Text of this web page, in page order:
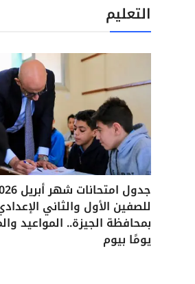
التعليم
جدول امتحانات
للصفين الأول والثاني
بمحافظة الجيزة.. المواعيد
يومًا بيوم